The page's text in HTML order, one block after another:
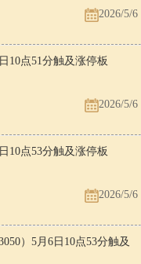
2026/5/6
10点51分触及涨停板
2026/5/6
10点53分触及涨停板
2026/5/6
）5月6日10点53分触及